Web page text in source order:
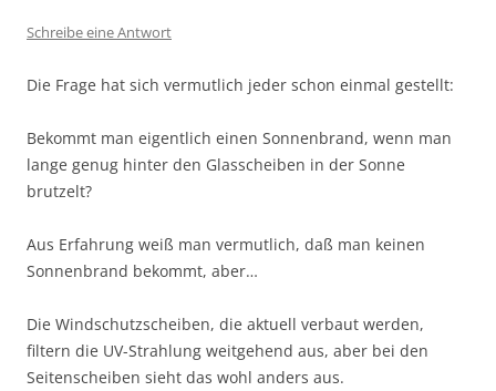
Schreibe eine Antwort
Die Frage hat sich vermutlich jeder schon einmal gestellt:
Bekommt man eigentlich einen Sonnenbrand, wenn man
lange genug hinter den Glasscheiben in der Sonne
brutzelt?
Aus Erfahrung weiß man vermutlich, daß man keinen
Sonnenbrand bekommt, aber…
Die Windschutzscheiben, die aktuell verbaut werden,
filtern die UV-Strahlung weitgehend aus, aber bei den
Seitenscheiben sieht das wohl anders aus.